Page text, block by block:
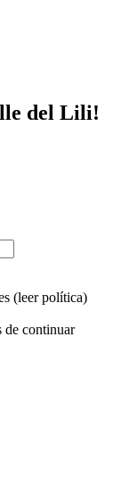
del Lili!
(leer política)
de continuar